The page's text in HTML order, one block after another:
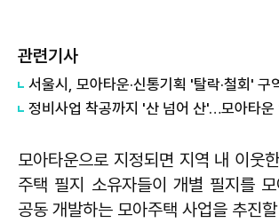
관련기사
모아타운으로 지정되면 지역 내 이웃
주택 필지 소유자들이 개별 필지를
공동 개발하는 모아주택 사업을 추진